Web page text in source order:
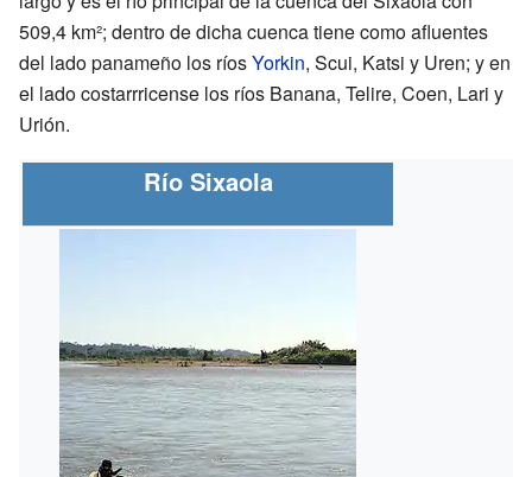
509,4 km²; dentro de dicha cuenca tiene como afluentes
del lado panameño los ríosYorkin, Scui, Katsi y Uren; y en
el lado costarrricense los ríos Banana, Telire, Coen, Lari y
Urión.
Río Sixaola